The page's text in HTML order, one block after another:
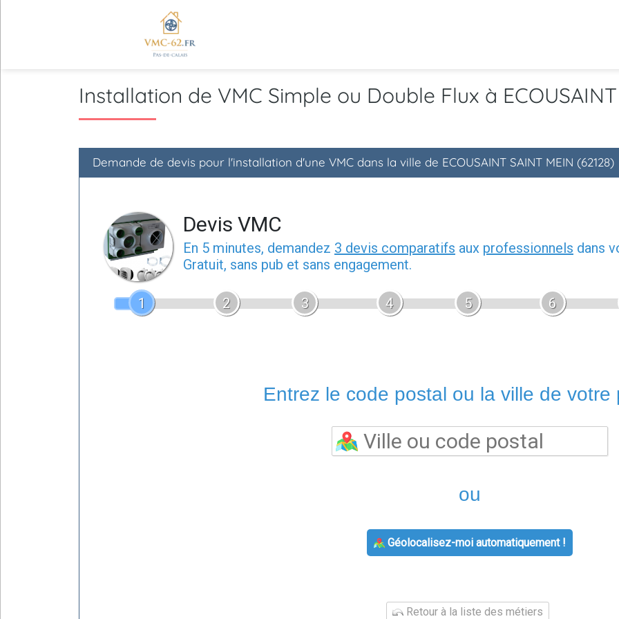
Installation de VMC Simple ou Double Flux à
Demande de devis pour l'installation d'une VMC dans la ville de ECOUSAINT SAINT MEIN (62128)
Devis VMC
En 5 minutes, demandez 3 devis comparatifs aux professionnels dans
Gratuit, sans pub et sans engagement.
1 2 3 4 5 6
Entrez le code postal ou la ville de votre
ou
Géolocalisez-moi automatiquement !
Retour à la liste des métiers